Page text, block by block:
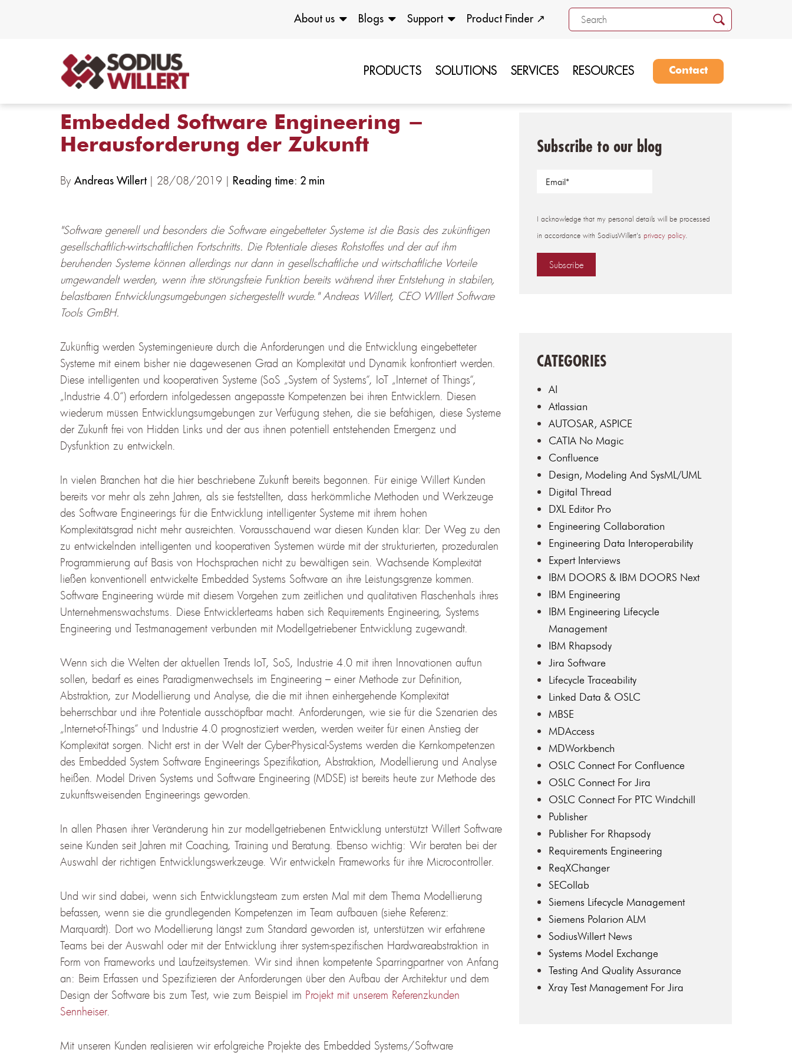
About us Blogs Support Product Finder ↗
PRODUCTS SOLUTIONS SERVICES RESOURCES Contact
Embedded Software Engineering -
Herausforderung der Zukunft
By Andreas Willert | 28/08/2019 | Reading time: 2 min
"Software generell und besonders die Software eingebetteter Systeme ist die Basis des zukünftigen
gesellschaftlich-wirtschaftlichen Fortschritts. Die Potentiale dieses Rohstoffes und der auf ihm
beruhenden Systeme können allerdings nur dann in gesellschaftliche und wirtschaftliche Vorteile
umgewandelt werden, wenn ihre störungsfreie Funktion bereits während ihrer Entstehung in stabilen,
belastbaren Entwicklungsumgebungen sichergestellt wurde."Andreas Willert, CEO WIllert Software
Tools GmBH.
Zukünftig werden Systemingenieure durch die Anforderungen und die Entwicklung eingebetteter
Systeme mit einem bisher nie dagewesenen Grad an Komplexität und Dynamik konfrontiert werden.
Diese intelligenten und kooperativen Systeme (SoS „System of Systems“, IoT „Internet of Things“,
„Industrie 4.0“) erfordern infolgedessen angepasste Kompetenzen bei ihren Entwicklern. Diesen
wiederum müssen Entwicklungsumgebungen zur Verfügung stehen, die sie befähigen, diese Systeme
der Zukunft frei von Hidden Links und der aus ihnen potentiell entstehenden Emergenz und
Dysfunktion zu entwickeln.
In vielen Branchen hat die hier beschriebene Zukunft bereits begonnen. Für einige Willert Kunden
bereits vor mehr als zehn Jahren, als sie feststellten, dass herkömmliche Methoden und Werkzeuge
des Software Engineerings für die Entwicklung intelligenter Systeme mit ihrem hohen
Komplexitätsgrad nicht mehr ausreichten. Vorausschauend war diesen Kunden klar: Der Weg zu den
zu entwickelnden intelligenten und kooperativen Systemen würde mit der strukturierten, prozeduralen
Programmierung auf Basis von Hochsprachen nicht zu bewältigen sein. Wachsende Komplexität
ließen konventionell entwickelte Embedded Systems Software an ihre Leistungsgrenze kommen.
Software Engineering würde mit diesem Vorgehen zum zeitlichen und qualitativen Flaschenhals ihres
Unternehmenswachstums. Diese Entwicklerteams haben sich Requirements Engineering, Systems
Engineering und Testmanagement verbunden mit Modellgetriebener Entwicklung zugewandt.
Wenn sich die Welten der aktuellen Trends IoT, SoS, Industrie 4.0 mit ihren Innovationen auftun
sollen, bedarf es eines Paradigmenwechsels im Engineering – einer Methode zur Definition,
Abstraktion, zur Modellierung und Analyse, die die mit ihnen einhergehende Komplexität
beherrschbar und ihre Potentiale ausschöpfbar macht. Anforderungen, wie sie für die Szenarien des
„Internet-of-Things“ und Industrie 4.0 prognostiziert werden, werden weiter für einen Anstieg der
Komplexität sorgen. Nicht erst in der Welt der Cyber-Physical-Systems werden die Kernkompetenzen
des Embedded System Software Engineerings Spezifikation, Abstraktion, Modellierung und Analyse
heißen. Model Driven Systems und Software Engineering (MDSE) ist bereits heute zur Methode des
zukunftsweisenden Engineerings geworden.
In allen Phasen ihrer Veränderung hin zur modellgetriebenen Entwicklung unterstützt Willert Software
seine Kunden seit Jahren mit Coaching, Training und Beratung. Ebenso wichtig: Wir beraten bei der
Auswahl der richtigen Entwicklungswerkzeuge. Wir entwickeln Frameworks für ihre Microcontroller.
Und wir sind dabei, wenn sich Entwicklungsteam zum ersten Mal mit dem Thema Modellierung
befassen, wenn sie die grundlegenden Kompetenzen im Team aufbauen (siehe Referenz:
Marquardt). Dort wo Modellierung längst zum Standard geworden ist, unterstützen wir erfahrene
Teams bei der Auswahl oder mit der Entwicklung ihrer system-spezifischen Hardwareabstraktion in
Form von Frameworks und Laufzeitsystemen. Wir sind ihnen kompetente Sparringpartner von Anfang
an: Beim Erfassen und Spezifizieren der Anforderungen über den Aufbau der Architektur und dem
Design der Software bis zum Test, wie zum Beispiel im Projekt mit unserem Referenzkunden
Sennheiser.
Mit unseren Kunden realisieren wir erfolgreiche Projekte des Embedded Systems/Software
Subscribe to our blog
I acknowledge that my personal details will be processed
in accordance with SodiusWillert's privacy policy.
CATEGORIES
AI
Atlassian
AUTOSAR, ASPICE
CATIA No Magic
Confluence
Design, Modeling And SysML/UML
Digital Thread
DXL Editor Pro
Engineering Collaboration
Engineering Data Interoperability
Expert Interviews
IBM DOORS & IBM DOORS Next
IBM Engineering
IBM Engineering Lifecycle
Management
IBM Rhapsody
Jira Software
Lifecycle Traceability
Linked Data & OSLC
MBSE
MDAccess
MDWorkbench
OSLC Connect For Confluence
OSLC Connect For Jira
OSLC Connect For PTC Windchill
Publisher
Publisher For Rhapsody
Requirements Engineering
ReqXChanger
SECollab
Siemens Lifecycle Management
Siemens Polarion ALM
SodiusWillert News
Systems Model Exchange
Testing And Quality Assurance
Xray Test Management For Jira